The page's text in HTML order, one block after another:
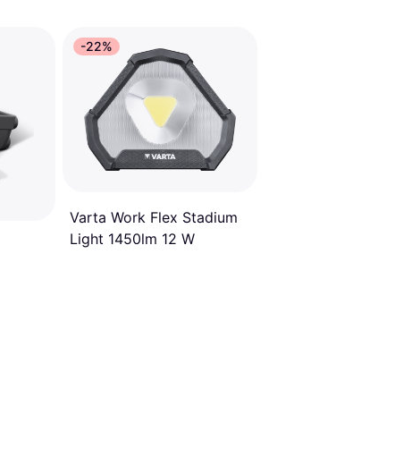
-22%
Varta Work Flex Stadium
Light 1450lm 12 W